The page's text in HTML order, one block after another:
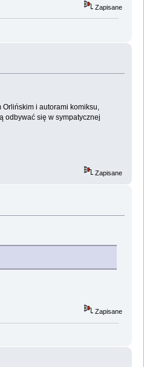
Zapisane
i autorami komiksu,
odbywać się w sympatycznej
Zapisane
Zapisane